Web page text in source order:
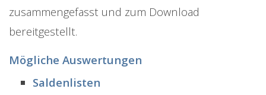
zusammengefasst und zum Download
bereitgestellt.
Mögliche Auswertungen
Saldenlisten